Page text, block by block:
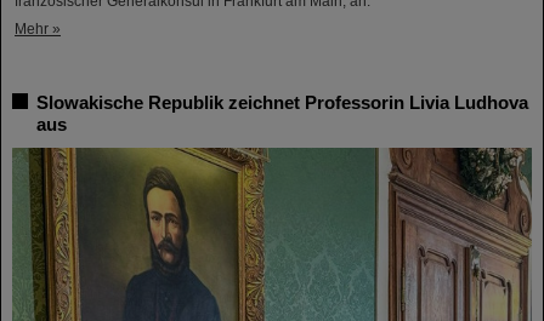
Mehr »
Slowakische Republik zeichnet Professorin Livia Ludhova
aus